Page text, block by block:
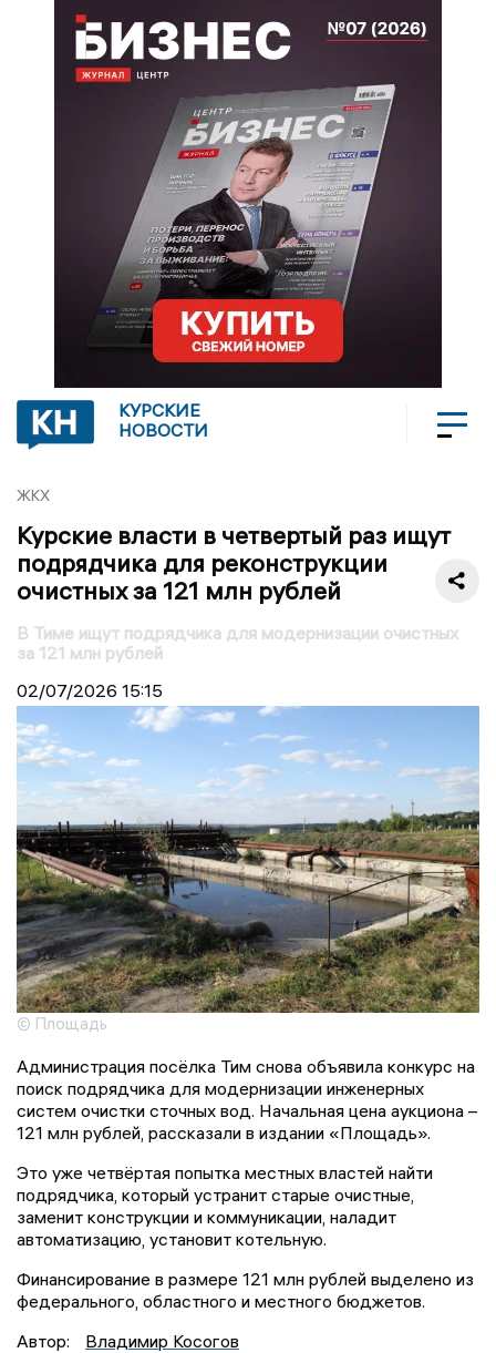
КУРСКИЕ
НОВОСТИ
ЖКХ
Курские власти в четвертый раз ищут
подрядчика для реконструкции
очистных за 121 млн рублей
В Тиме ищут подрядчика для модернизации очистных
за 121 млн рублей
02/07/2026 15:15
© Площадь
Администрация посёлка Тим снова объявила конкурс на
поиск подрядчика для модернизации инженерных
систем очистки сточных вод. Начальная цена аукциона –
121 млн рублей, рассказали в издании «Площадь».
Это уже четвёртая попытка местных властей найти
подрядчика, который устранит старые очистные,
заменит конструкции и коммуникации, наладит
автоматизацию, установит котельную.
Финансирование в размере 121 млн рублей выделено из
федерального, областного и местного бюджетов.
Автор:
Владимир Косогов